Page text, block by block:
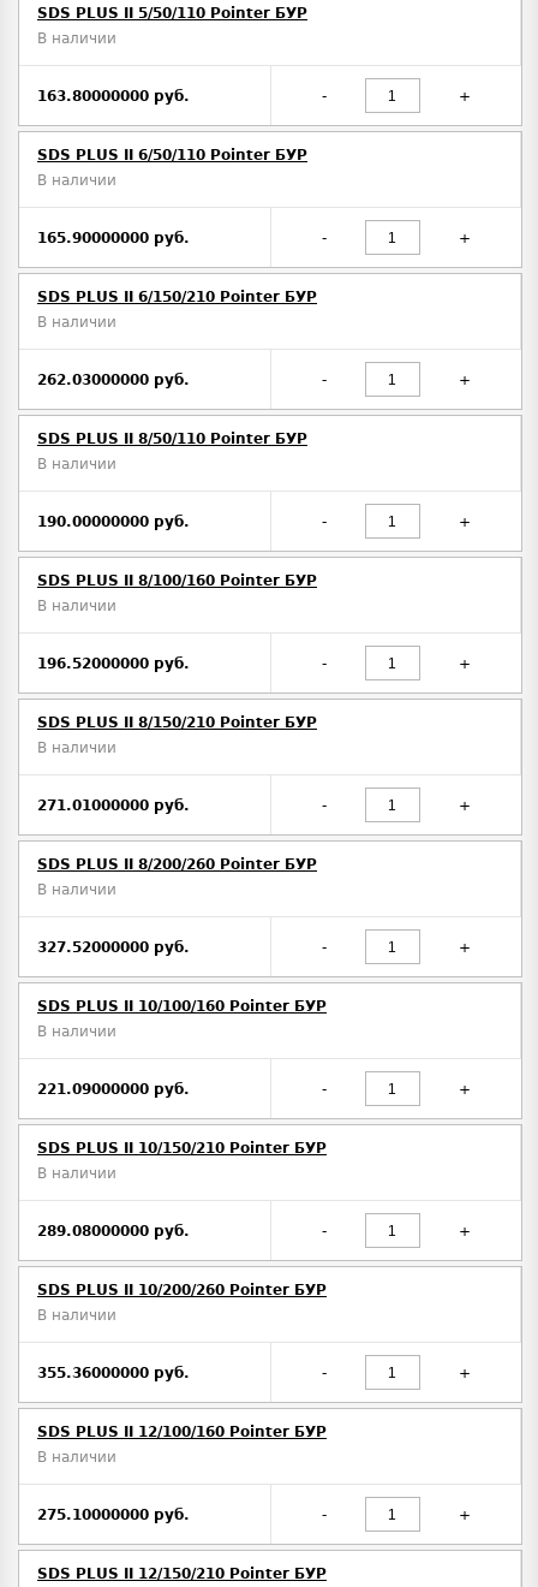
SDS PLUS II 5/50/110 Pointer БУР
В наличии
163.80000000 руб. - +
SDS PLUS II 6/50/110 Pointer БУР
В наличии
165.90000000 руб. - +
SDS PLUS II 6/150/210 Pointer БУР
В наличии
262.03000000 руб. - +
SDS PLUS II 8/50/110 Pointer БУР
В наличии
190.00000000 руб. - +
SDS PLUS II 8/100/160 Pointer БУР
В наличии
196.52000000 руб. - +
SDS PLUS II 8/150/210 Pointer БУР
В наличии
271.01000000 руб. - +
SDS PLUS II 8/200/260 Pointer БУР
В наличии
327.52000000 руб. - +
SDS PLUS II 10/100/160 Pointer БУР
В наличии
221.09000000 руб. - +
SDS PLUS II 10/150/210 Pointer БУР
В наличии
289.08000000 руб. - +
SDS PLUS II 10/200/260 Pointer БУР
В наличии
355.36000000 руб. - +
SDS PLUS II 12/100/160 Pointer БУР
В наличии
275.10000000 руб. - +
SDS PLUS II 12/150/210 Pointer БУР